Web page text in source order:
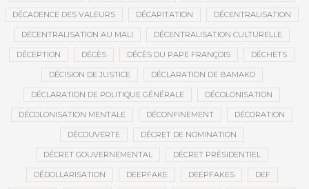
DÉCADENCE DES VALEURS DÉCAPITATION DÉCENTRALISATION
DÉCENTRALISATION AU MALI DÉCENTRALISATION CULTURELLE
DÉCEPTION DÉCÈS DÉCÈS DU PAPE FRANÇOIS DÉCHETS
DÉCISION DE JUSTICE DÉCLARATION DE BAMAKO
DÉCLARATION DE POLITIQUE GÉNÉRALE DÉCOLONISATION
DÉCOLONISATION MENTALE DÉCONFINEMENT DÉCORATION
DÉCOUVERTE DÉCRET DE NOMINATION
DÉCRET GOUVERNEMENTAL DÉCRET PRÉSIDENTIEL
DÉDOLLARISATION DEEPFAKE DEEPFAKES DEF